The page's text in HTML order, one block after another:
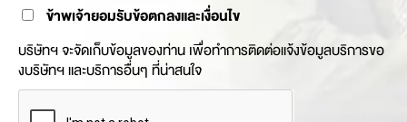
ข้าพเจ้ายอมรับข้อตกลงและเงื่อนไข
บริษัทฯ จะจัดเก็บข้อมูลของท่าน เพื่อทำการติดต่อแจ้งข้อมูลบริการขอ
งบริษัทฯ และบริการอื่นๆ ที่น่าสนใจ